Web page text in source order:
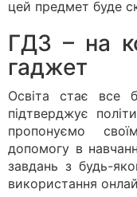
цей предмет буде
ГДЗ – на
гаджет
Освіта стає все
підтверджує
пропонуємо
допомогу в
завдань з будь-
використання